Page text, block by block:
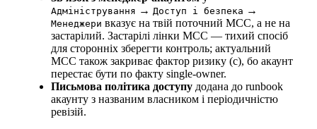
Адміністрування → Доступ і безпека →
Менеджери вказує на твій поточний MCC, а не на
застарілий. Застарілі лінки MCC — тихий спосіб
для сторонніх зберегти контроль; актуальний
MCC також закриває фактор ризику (c), бо акаунт
перестає бути по факту single-owner.
Письмова політика доступу додана до runbook
акаунту з названим власником і періодичністю
ревізій.